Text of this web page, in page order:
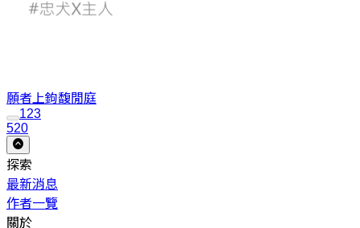
願者上鉤馥閒庭
123
520
探索
最新消息
作者一覽
關於